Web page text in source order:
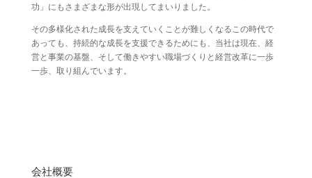
功」にもさまざまな形が出現してまいりました。
その多様化された成長を支えていくことが難しくなるこの時代で
あっても、持続的な成長を支援できるためにも、当社は現在、経
営と事業の基盤、そして働きやすい職場づくりと経営改革に一歩
一歩、取り組んでいます。
会社概要